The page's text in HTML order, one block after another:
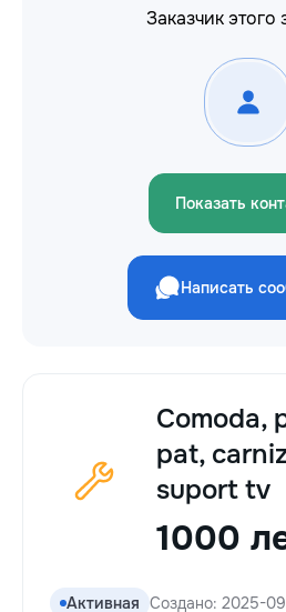
Заказчик этого
Показать
Написать
Comoda,
pat,
suport tv
1000
Активная Создано: 2025-